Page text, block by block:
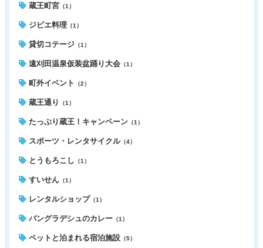
蔵王町宮 （1）
ジビエ料理 （1）
貸切コテージ （1）
遠刈田温泉仮装盆踊り大会 （1）
町外イベント （2）
蔵王通り （1）
たっぷり蔵王！キャンペーン （1）
スポーツ・レンタサイクル（4）
とうもろこし （1）
すいせん （1）
レンタルショップ （1）
バングラデシュのカレー （1）
ペットと泊まれる宿泊施設 （5）